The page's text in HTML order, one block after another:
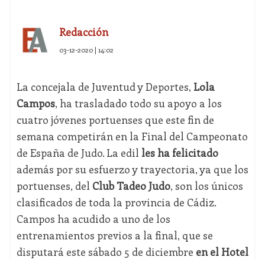
Redacción
03-12-2020 | 14:02
La concejala de Juventud y Deportes, Lola
Campos, ha trasladado todo su apoyo a los
cuatro jóvenes portuenses que este fin de
semana competirán en la Final del Campeonato
de España de Judo. La edil les ha felicitado
además por su esfuerzo y trayectoria, ya que los
portuenses, del Club Tadeo Judo, son los únicos
clasificados de toda la provincia de Cádiz.
Campos ha acudido a uno de los
entrenamientos previos a la final, que se
disputará este sábado 5 de diciembre en el Hotel